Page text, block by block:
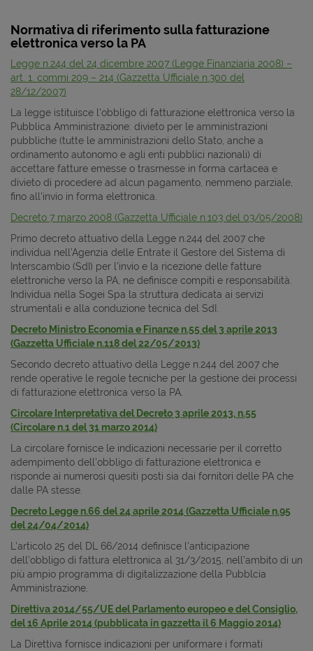
Normativa di riferimento sulla fatturazione
elettronica verso la PA
Legge n.244 del 24 dicembre 2007 (Legge Finanziaria 2008) –
art. 1. commi 209 – 214 (Gazzetta Ufficiale n.300 del
28/12/2007)
La legge istituisce l'obbligo di fatturazione elettronica verso la
Pubblica Amministrazione: divieto per le amministrazioni
pubbliche (tutte le amministrazioni dello Stato, anche a
ordinamento autonomo e agli enti pubblici nazionali) di
accettare fatture emesse o trasmesse in forma cartacea e
divieto di procedere ad alcun pagamento, nemmeno parziale,
fino all'invio in forma elettronica.
Decreto 7 marzo 2008 (Gazzetta Ufficiale n.103 del 03/05/2008)
Primo decreto attuativo della Legge n.244 del 2007 che
individua nell'Agenzia delle Entrate il Gestore del Sistema di
Interscambio (SdI) per l'invio e la ricezione delle fatture
elettroniche verso la PA, ne definisce compiti e responsabilità.
Individua nella Sogei Spa la struttura dedicata ai servizi
strumentali e alla conduzione tecnica del SdI.
Decreto Ministro Economia e Finanze n.55 del 3 aprile 2013
(Gazzetta Ufficiale n.118 del 22/05/2013)
Secondo decreto attuativo della Legge n.244 del 2007 che
rende operative le regole tecniche per la gestione dei processi
di fatturazione elettronica verso la PA.
Circolare Interpretativa del Decreto 3 aprile 2013, n.55
(Circolare n.1 del 31 marzo 2014)
La circolare fornisce le indicazioni necessarie per il corretto
adempimento dell'obbligo di fatturazione elettronica e
risponde ai numerosi quesiti posti sia dai fornitori delle PA che
dalle PA stesse.
Decreto Legge n.66 del 24 aprile 2014 (Gazzetta Ufficiale n.95
del 24/04/2014)
L’articolo 25 del DL 66/2014 definisce l’anticipazione
dell’obbligo di fattura elettronica al 31/3/2015, nell’ambito di un
più ampio programma di digitalizzazione della Pubblcia
Amministrazione.
Direttiva 2014/55/UE del Parlamento europeo e del Consiglio,
del 16 Aprile 2014 (pubblicata in gazzetta il 6 Maggio 2014)
La Direttiva fornisce indicazioni per uniformare i formati